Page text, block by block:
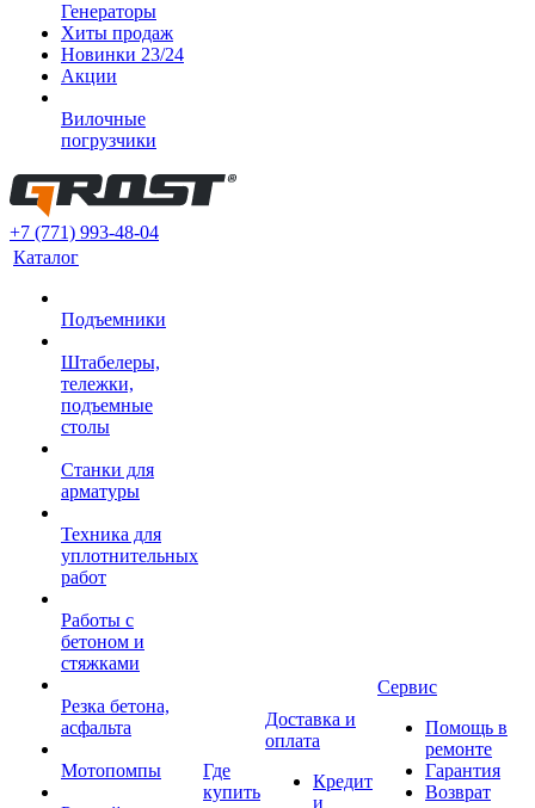
Генераторы
Хиты продаж
Новинки 23/24
Акции
Вилочные
погрузчики
+7 (771) 993-48-04
Каталог
Подъемники
Штабелеры,
тележки,
подъемные
столы
Станки для
арматуры
Техника для
уплотнительных
работ
Работы с
бетоном и
стяжками
Резка бетона,
асфальта
Мотопомпы
Где
купить
Доставка и
оплата
Кредит
и
Сервис
Помощь в
ремонте
Гарантия
Возврат